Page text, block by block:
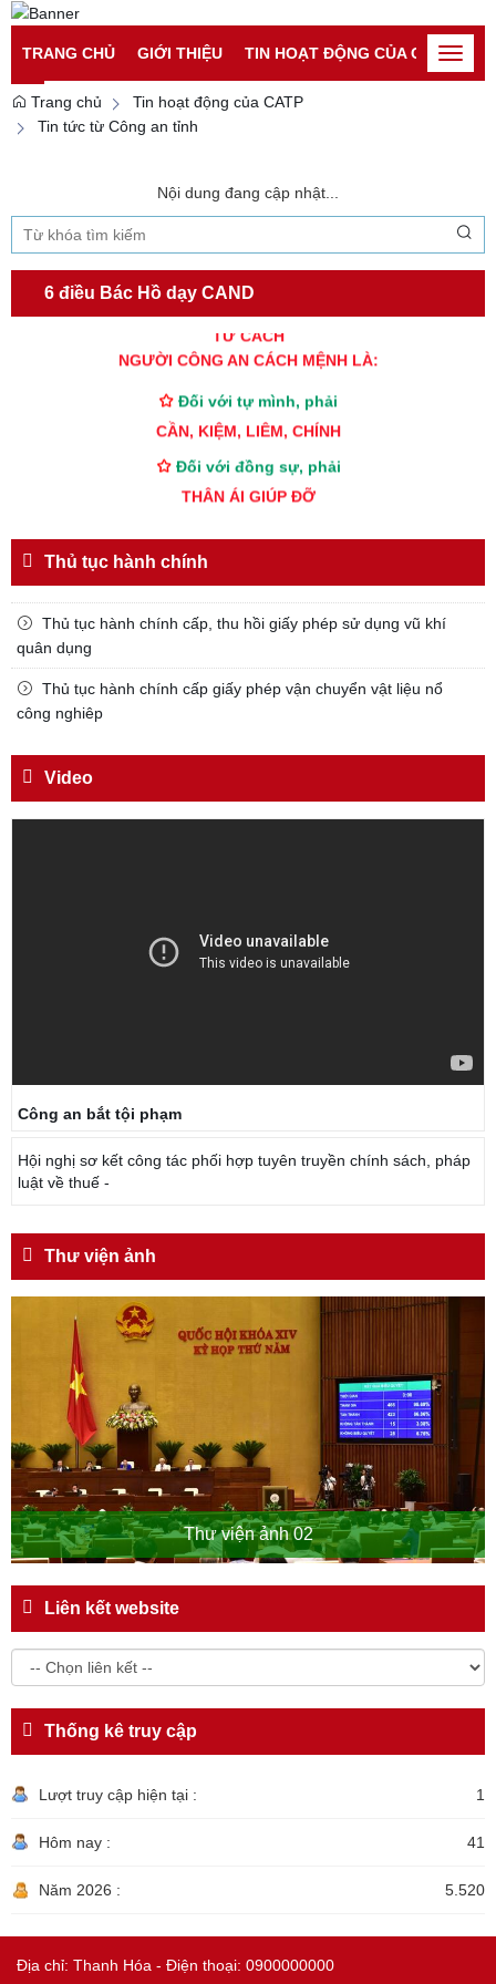
Đăng nhập
Đăng ký
TRANG CHỦ
GIỚI THIỆU TIN HOẠT ĐỘNG CỦA CATPToggle
Trang chủ
Tin hoạt động của CATP
Tin tức từ Công an tỉnh
Nội dung đang cập nhật...
6 điều Bác Hồ dạy CAND
TƯ CÁCH
NGƯỜI CÔNG AN CÁCH MỆNH LÀ:
Đối với tự mình, phải
CẦN, KIỆM, LIÊM, CHÍNH
Đối với đồng sự, phải
THÂN ÁI GIÚP ĐỠ
TUYỆT ĐỐI TRUNG THÀNH
KÍNH TRỌNG LỄ PHÉP
TẬN TỤY
CƯƠNG QUYẾT, KHÔN KHÉO
Thủ tục hành chính
Thủ tục hành chính cấp, thu hồi giấy phép sử dụng vũ khí
quân dụng
Thủ tục hành chính cấp giấy phép vận chuyển vật liệu nổ
công nghiêp
Video
Công an bắt tội phạm
Hội nghị sơ kết công tác phối hợp tuyên truyền chính sách, pháp
luật về thuế -
Thư viện ảnh
Thư viện ảnh 02
Liên kết website
Thống kê truy cập
Lượt truy cập hiện tại : 1
Hôm nay : 41
Năm 2026 : 5.520
Địa chỉ: Thanh Hóa - Điện thoại: 0900000000